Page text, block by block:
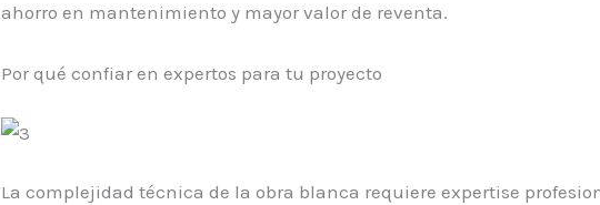
ahorro en mantenimiento y mayor valor de reventa.
Por qué confiar en expertos para tu proyecto
La complejidad técnica de la obra blanca requiere expertise